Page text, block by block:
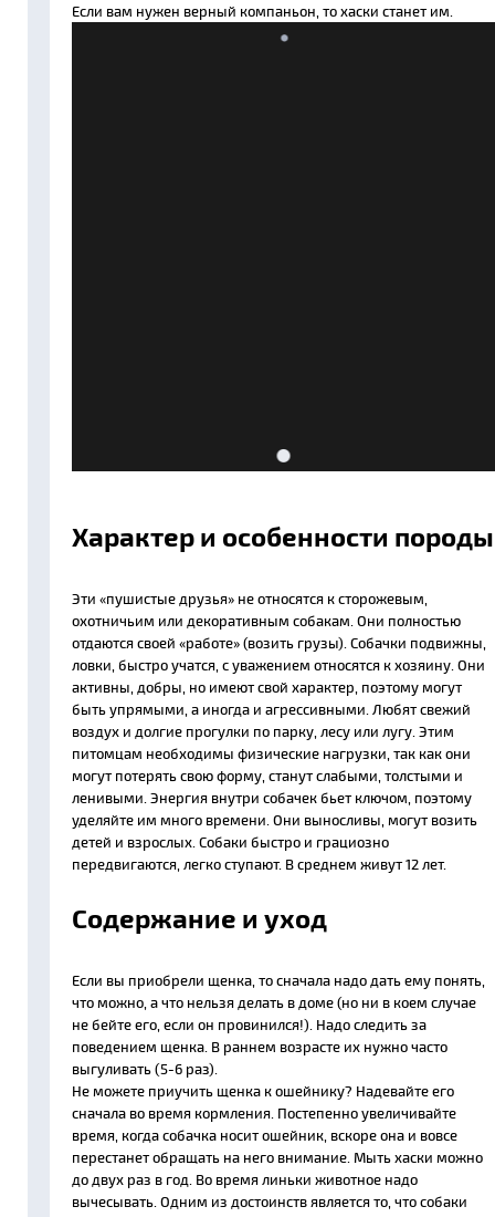
Если вам нужен верный компаньон, то хаски станет им.
Характер и особенности породы
Эти «пушистые друзья» не относятся к сторожевым,
охотничьим или декоративным собакам. Они полностью
отдаются своей «работе» (возить грузы). Собачки подвижны,
ловки, быстро учатся, с уважением относятся к хозяину. Они
активны, добры, но имеют свой характер, поэтому могут
быть упрямыми, а иногда и агрессивными. Любят свежий
воздух и долгие прогулки по парку, лесу или лугу. Этим
питомцам необходимы физические нагрузки, так как они
могут потерять свою форму, станут слабыми, толстыми и
ленивыми. Энергия внутри собачек бьет ключом, поэтому
уделяйте им много времени. Они выносливы, могут возить
детей и взрослых. Собаки быстро и грациозно
передвигаются, легко ступают. В среднем живут 12 лет.
Содержание и уход
Если вы приобрели щенка, то сначала надо дать ему понять,
что можно, а что нельзя делать в доме (но ни в коем случае
не бейте его, если он провинился!). Надо следить за
поведением щенка. В раннем возрасте их нужно часто
выгуливать (5-6 раз).
Не можете приучить щенка к ошейнику? Надевайте его
сначала во время кормления. Постепенно увеличивайте
время, когда собачка носит ошейник, вскоре она и вовсе
перестанет обращать на него внимание. Мыть хаски можно
до двух раз в год. Во время линьки животное надо
вычесывать. Одним из достоинств является то, что собаки